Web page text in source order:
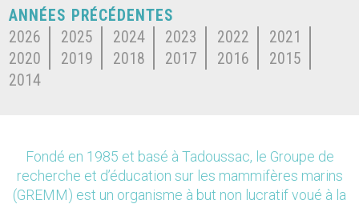
ANNÉES PRÉCÉDENTES
2026
2025 2024 2023 2022
2021
2020
2019 2018 2017 2016
2015
2014
Fondé en 1985 et basé à Tadoussac, le Groupe de
recherche et d’éducation sur les mammifères marins
(GREMM) est un organisme à but non lucratif voué à la